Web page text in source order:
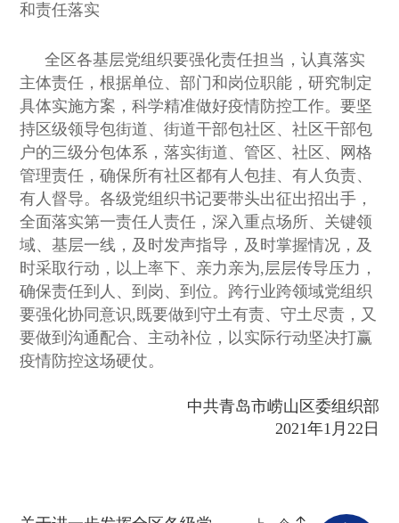
和责任落实
全区各基层党组织要强化责任担当，认真落实
主体责任，根据单位、部门和岗位职能，研究制定
具体实施方案，科学精准做好疫情防控工作。要坚
持区级领导包街道、街道干部包社区、社区干部包
户的三级分包体系，落实街道、管区、社区、网格
管理责任，确保所有社区都有人包挂、有人负责、
有人督导。各级党组织书记要带头出征出招出手，
全面落实第一责任人责任，深入重点场所、关键领
域、基层一线，及时发声指导，及时掌握情况，及
时采取行动，以上率下、亲力亲为,层层传导压力，
确保责任到人、到岗、到位。跨行业跨领域党组织
要强化协同意识,既要做到守土有责、守土尽责，又
要做到沟通配合、主动补位，以实际行动坚决打赢
疫情防控这场硬仗。
中共青岛市崂山区委组织部
2021年1月22日